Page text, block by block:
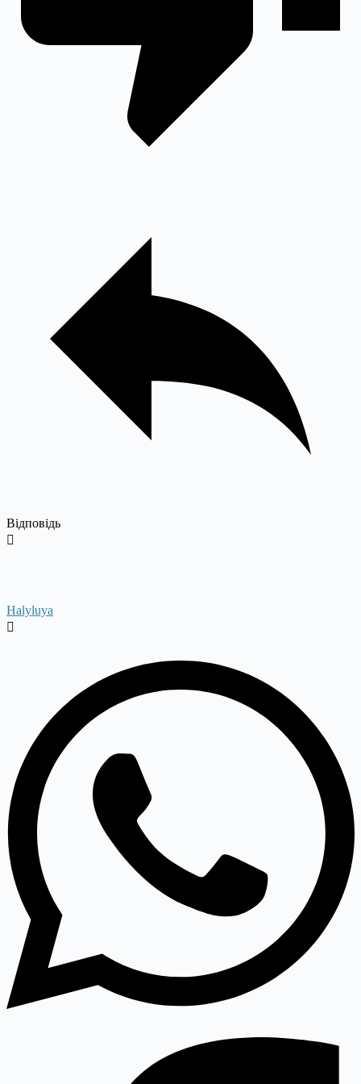
Відповідь
Halyluya